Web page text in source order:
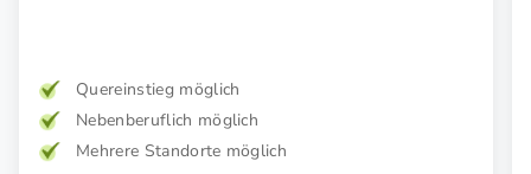
Quereinstieg möglich
Nebenberuflich möglich
Mehrere Standorte möglich